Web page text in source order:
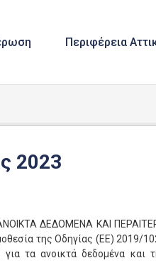
Περιφέρεια
2023
ΔΕΔΟΜΕΝΑ ΚΑΙ
της Οδηγίας (ΕΕ) 2019/
τα ανοικτά δεδομένα και